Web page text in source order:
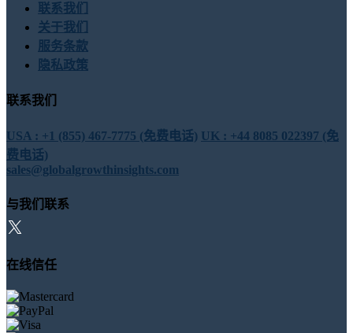
联系我们
关于我们
服务条款
隐私政策
联系我们
USA : +1 (855) 467-7775 (免费电话) UK : +44 8085 022397 (免
费电话)
sales@globalgrowthinsights.com
与我们联系
在线信任